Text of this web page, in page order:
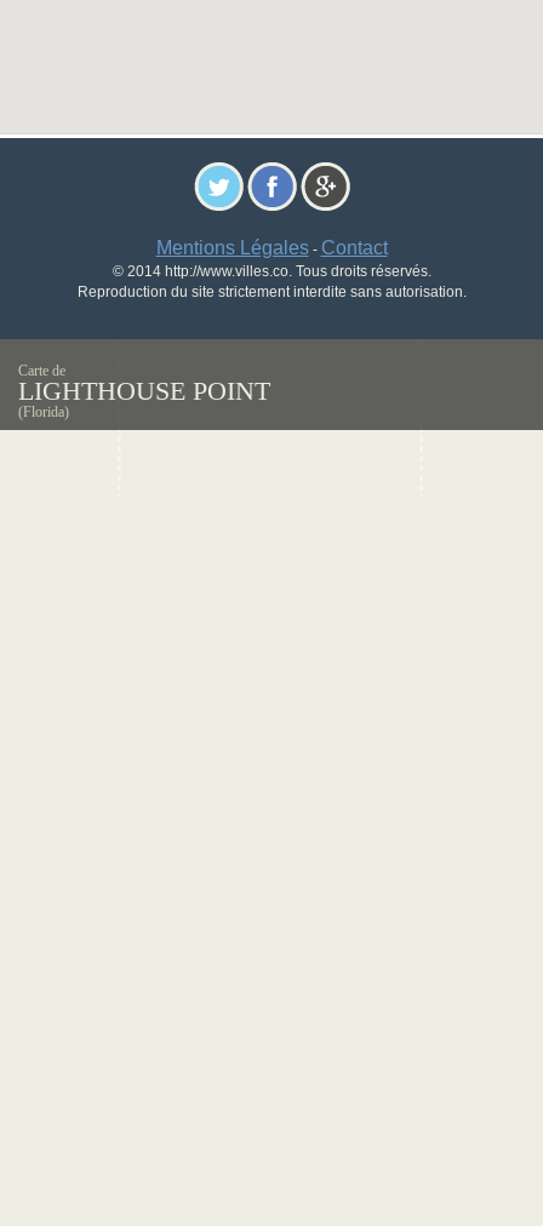
Mentions Légales- Contact
© 2014 http://www.villes.co. Tous droits réservés.
Reproduction du site strictement interdite sans autorisation.
Carte de
LIGHTHOUSE POINT
(Florida)